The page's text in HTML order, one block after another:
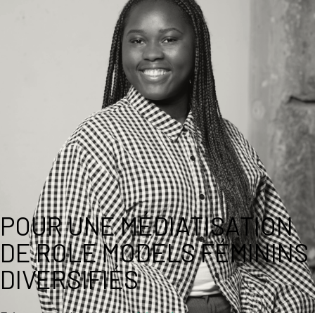
Riche d’un parcours académique diversifié en droit et
sciences politiques Gabrielle Nlom s’est spécialisée dans
la recherche et l’analyse des dynamiques politiques et
sociales concernant les personnes africaines et
afrodescendantes. Ses engagements associatifs et
activités créatives, l’ont poussé à approfondir sur les
sujets liés aux femmes noires et racisées.
A décadréE, Gabrielle Nlom est responsable du projet sur
le traitement médiatique des femmes racisées dans les
médias d’actualité suisses romands.
POUR UNE MÉDIATISATION
DE ROLE MODELS FÉMININS
DIVERSIFIÉS